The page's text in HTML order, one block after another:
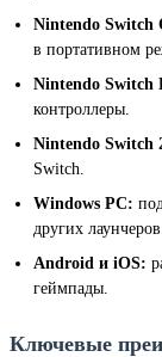
Nintendo Switch
в портативном
Nintendo Switch
контроллеры.
Nintendo Switch
Switch.
Windows PC:
других лаунчеров.
Android и iOS:
геймпады.
Ключевые